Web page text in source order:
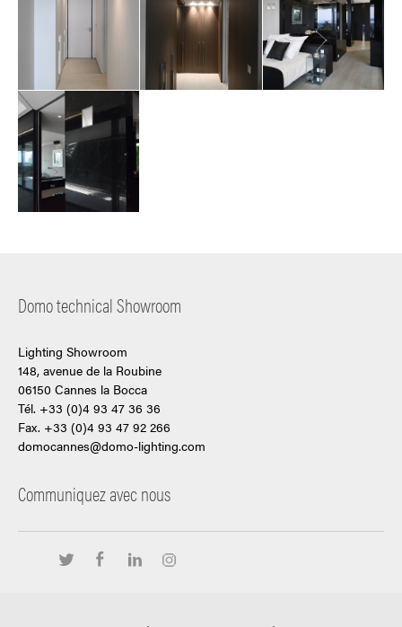
Domo technical Showroom
Lighting Showroom
148, avenue de la Roubine
06150 Cannes la Bocca
Tél. +33 (0)4 93 47 36 36
Fax. +33 (0)4 93 47 92 266
domocannes@domo-lighting.com
Communiquez avec nous